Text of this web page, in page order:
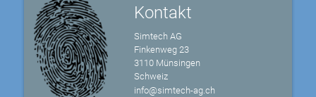
Kontakt
Simtech AG
Finkenweg 23
3110 Münsingen
Schweiz
info@simtech-ag.ch